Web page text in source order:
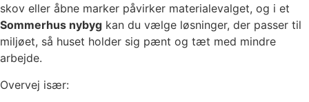
skov eller åbne marker påvirker materialevalget, og i et
Sommerhus nybyg kan du vælge løsninger, der passer til
miljøet, så huset holder sig pænt og tæt med mindre
arbejde.
Overvej især: